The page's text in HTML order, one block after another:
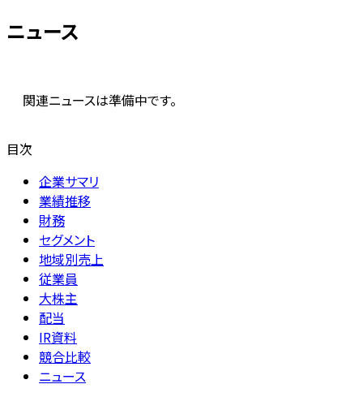
ニュース
関連ニュースは準備中です。
目次
企業サマリ
業績推移
財務
セグメント
地域別売上
従業員
大株主
配当
IR資料
競合比較
ニュース